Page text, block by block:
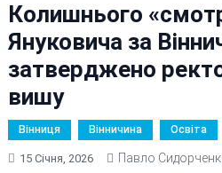
Колишнього
Януковича за
затверджено
вишу
Вінниця Вінничина Освіта
15 Січня, 2026 Павло